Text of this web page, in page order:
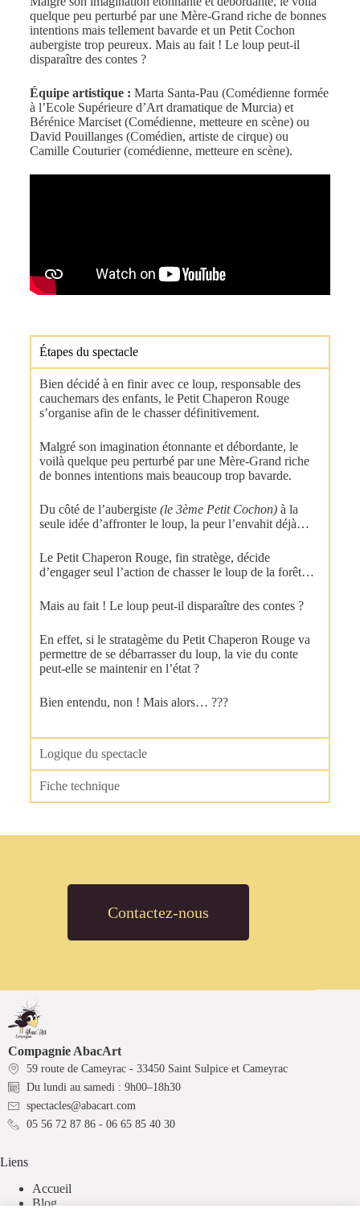
quelque peu perturbé par une Mère-Grand riche de bonnes
intentions mais tellement bavarde et un Petit Cochon
aubergiste trop peureux. Mais au fait ! Le loup peut-il
disparaître des contes ?
Équipe artistique : Marta Santa-Pau (Comédienne formée
à l’Ecole Supérieure d’Art dramatique de Murcia) et
Bérénice Marciset (Comédienne, metteure en scène) ou
David Pouillanges (Comédien, artiste de cirque) ou
Camille Couturier (comédienne, metteure en scène).
Étapes du spectacle
Bien décidé à en finir avec ce loup, responsable des
cauchemars des enfants, le Petit Chaperon Rouge
s’organise afin de le chasser définitivement.
Malgré son imagination étonnante et débordante, le
voilà quelque peu perturbé par une Mère-Grand riche
de bonnes intentions mais beaucoup trop bavarde.
Du côté de l’aubergiste (le 3ème Petit Cochon)à la
seule idée d’affronter le loup, la peur l’envahit déjà…
Le Petit Chaperon Rouge, fin stratège, décide
d’engager seul l’action de chasser le loup de la forêt…
Mais au fait ! Le loup peut-il disparaître des contes ?
En effet, si le stratagème du Petit Chaperon Rouge va
permettre de se débarrasser du loup, la vie du conte
peut-elle se maintenir en l’état ?
Bien entendu, non ! Mais alors… ???
Logique du spectacle
Fiche technique
Contactez-nous
Compagnie AbacArt
59 route de Cameyrac - 33450 Saint Sulpice et Cameyrac
Du lundi au samedi : 9h00–18h30
spectacles@abacart.com
05 56 72 87 86 - 06 65 85 40 30
Liens
Accueil
Blog